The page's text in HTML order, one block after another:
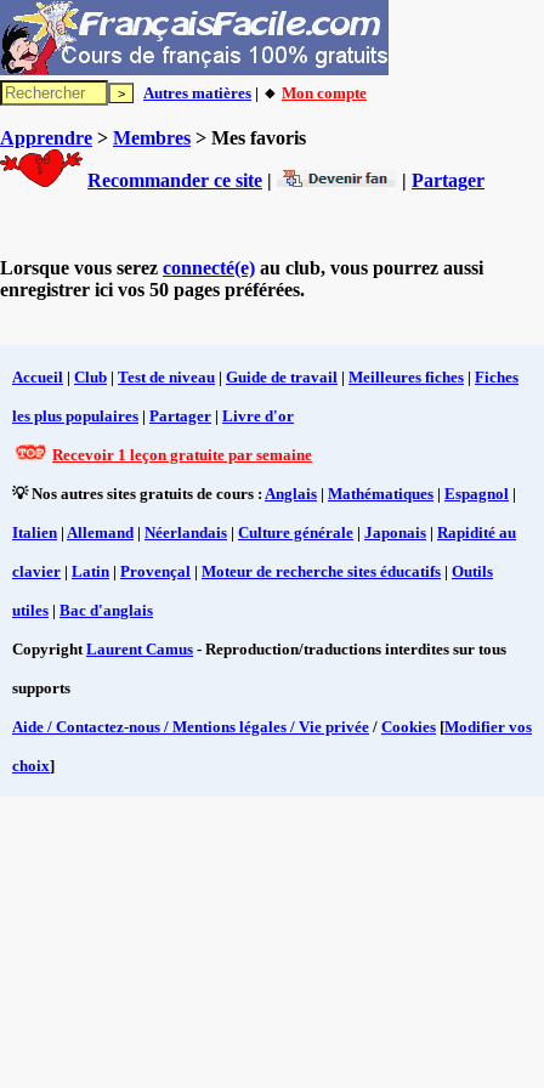
Autres matières | 🔸 Mon compte
Apprendre > Membres > Mes favoris
Recommander ce site | | Partager
Lorsque vous serez connecté(e) au club, vous pourrez aussi
enregistrer ici vos 50 pages préférées.
Accueil | Club | Test de niveau | Guide de travail | Meilleures fiches | Fiches
les plus populaires | Partager | Livre d'or
Recevoir 1 leçon gratuite par semaine
💡 Nos autres sites gratuits de cours : Anglais | Mathématiques | Espagnol |
Italien | Allemand | Néerlandais | Culture générale | Japonais | Rapidité au
clavier | Latin | Provençal | Moteur de recherche sites éducatifs | Outils
utiles | Bac d'anglais
CopyrightLaurent Camus - Reproduction/traductions interdites sur tous
supports
Aide / Contactez-nous / Mentions légales / Vie privée / Cookies [Modifier vos
choix]